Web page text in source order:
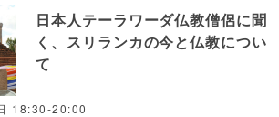
日本人テーラワーダ仏教僧侶に聞
く、スリランカの今と仏教につい
て
18:30-20:00